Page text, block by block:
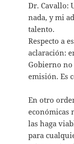
Dr. Cavallo:
nada, y mi
talento.
Respecto a
aclaración:
Gobierno no
emisión. Es
En otro
económicas
las haga
para